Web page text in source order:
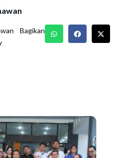
Bagikan